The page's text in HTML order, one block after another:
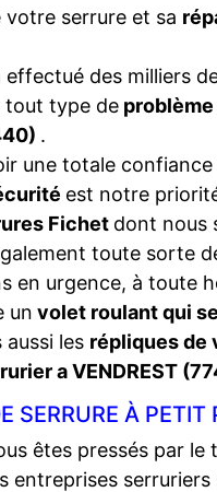
votre serrure et sa
effectué des milliers
tout type de problème
.
une totale
est notre
Fichet dont nous
toute sorte
en urgence, à toute
un volet roulant qui
les répliques de
a VENDREST
SERRURE À PETIT
êtes pressés par le
entreprises